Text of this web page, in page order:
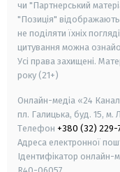
чи "Партнерський
"Позиція"
не поділяти їхніх
цитування можна
Усі права захищені.
року (21+)
Онлайн-медіа «24
пл. Галицька, буд. 15, м.
Телефон +380 (32) 229-
Адреса електронної
Ідентифікатор онлайн-